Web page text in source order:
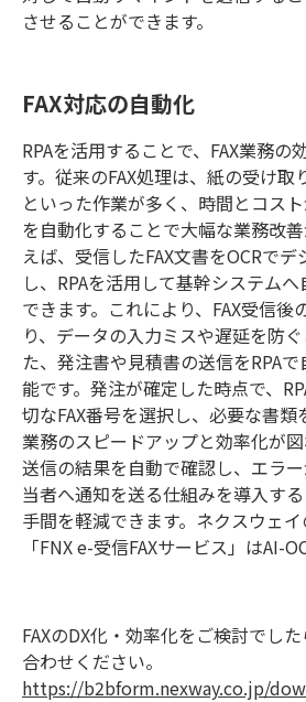
させることができます。
FAX対応の自動化
RPAを活用することで、 FAX業務の
す。従来のFAX処理は、紙の受け取
といった作業が多く、時間とコス
を自動化することで大幅な業務改
えば、受信したFAX文書をOCRでデ
し、 RPAを活用して基幹システム
できます。これにより、 FAX受信後
り、データの入力ミスや遅延を防
た、発注書や見積書の送信をRPAで
能です。発注が確定した時点で、
切なFAX番号を選択し、必要な書類
業務のスピードアップと効率化が図
送信の結果を自動で確認し、エラ
当者へ通知を送る仕組みを導入す
手間を軽減できます。ネクスウェイ
「FNX e-受信FAXサービス」はAI-
FAXのDX化・効率化をご検討でし
合わせください。
https://b2bform.nexway.co.jp/